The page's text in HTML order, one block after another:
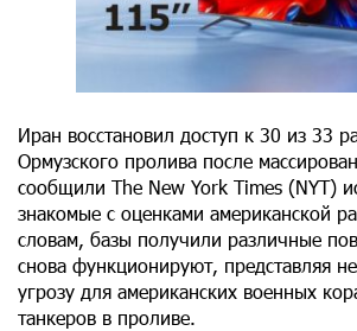
Иран восстановил доступ к 30 из 33
Ормузского пролива после
сообщили The New York Times (NYT)
знакомые с оценками американской
словам, базы получили различные
снова функционируют, представляя
угрозу для американских военных
танкеров в проливе.